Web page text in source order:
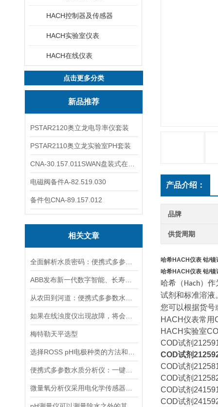
HACH控制器及传感器
HACH实验室仪表
HACH在线仪表
点击更多分类
新品推荐
PSTAR2120奥立龙电导率仪套装
PSTAR2110奥立龙实验室PH套装
电磁阀备件A-82.519.030
备件包CNA-89.157.012
相关文章
梅特勒天平选型
产品介绍：
品牌
供货周期
哈希HACH仪表 钴/镍
哈希HACH仪表 钴/镍
哈希（ Hach）作
试剂和标准溶液
您可以根据货号
HACH仪表常用
HACH实验室
COD试剂
COD试剂
COD试剂
COD试剂
COD试剂
COD试剂